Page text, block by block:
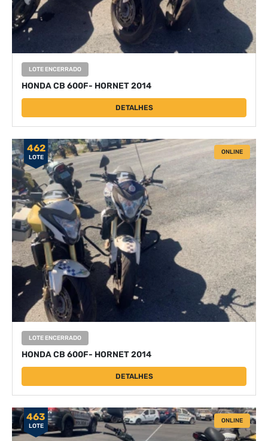
LOTE ENCERRADO
HONDA CB 600F- HORNET 2014
DETALHES
462
LOTE
ONLINE
LOTE ENCERRADO
HONDA CB 600F- HORNET 2014
DETALHES
463
LOTE
ONLINE